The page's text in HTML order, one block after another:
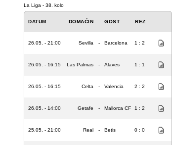
La Liga - 38. kolo
DATUM DOMAĆIN GOST REZ
26.05. - 21:00 Sevilla - Barcelona 1 : 2
26.05. - 16:15 Las Palmas - Alaves 1 : 1
26.05. - 16:15 Celta - Valencia 2 : 2
26.05. - 14:00 Getafe - Mallorca CF 1 : 2
25.05. - 21:00 Real - Betis 0 : 0